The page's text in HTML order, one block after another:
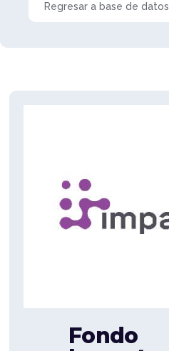
Regresar a base de datos
Fondo